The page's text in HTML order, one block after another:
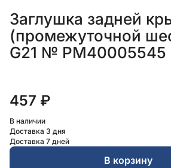
Заглушка задней
(промежуточной
G21 № PM40005545
457 ₽
В наличии
Доставка 3 дня
Доставка 7 дней
В корзину